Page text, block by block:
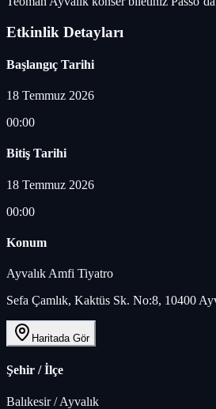
Etkinlik Detayları
Başlangıç Tarihi
18 Temmuz 2026
00:00
Bitiş Tarihi
18 Temmuz 2026
00:00
Konum
Ayvalık Amfi Tiyatro
Sefa Çamlık, Kaktüs Sk. No:8, 10400
Haritada Gör
Şehir / İlçe
Balıkesir/Ayvalık